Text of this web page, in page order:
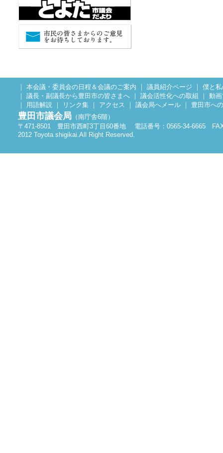
｜ 本会議・委員会の日程＆会議のご案内 ｜ 議員紹介ページ ｜ 僕と
｜ 議長・副議長から豊田市の皆さまへ｜ 議会活性化への取組 ｜ 動
｜ 用語解説｜ リンク集 ｜ アクセス ｜ 議会局へメール｜ 豊田市へ
豊田市議会局（南庁舎6階）
〒471-8501 豊田市西町3丁目60番地 電話番号：0565-34-6665 FAX
2012 Toyota shigikai.All Right Reserved.